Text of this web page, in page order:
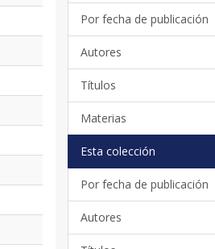
Por fecha de publicación
Autores
Títulos
Materias
Esta colección
Por fecha de publicación
Autores